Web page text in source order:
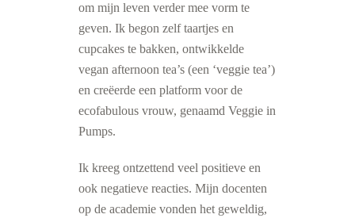
om mijn leven verder mee vorm te
geven. Ik begon zelf taartjes en
cupcakes te bakken, ontwikkelde
vegan afternoon tea’s (een ‘veggie tea’)
en creëerde een platform voor de
ecofabulous vrouw, genaamd Veggie in
Pumps.
Ik kreeg ontzettend veel positieve en
ook negatieve reacties. Mijn docenten
op de academie vonden het geweldig,